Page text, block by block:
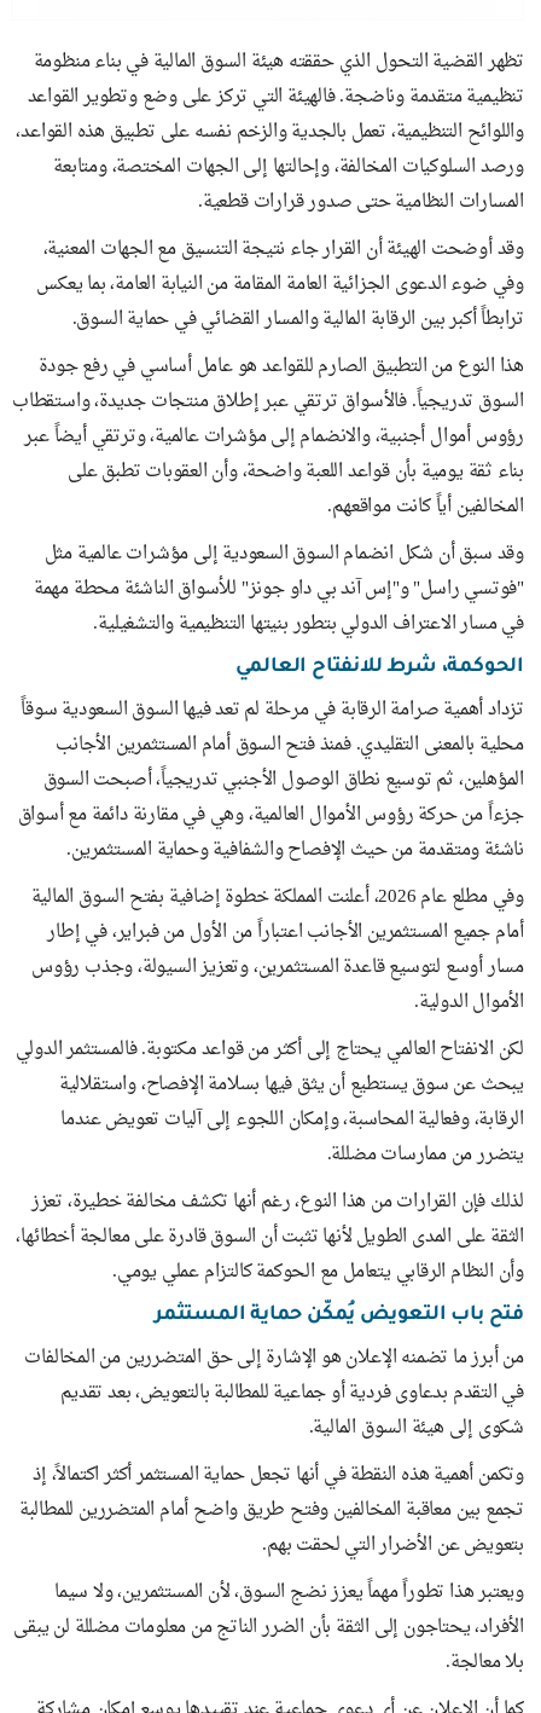
تظهر القضية التحول الذي حققته هيئة السوق المالية في بناء منظومة
تنظيمية متقدمة وناضجة. فالهيئة التي تركز على وضع وتطوير القواعد
واللوائح التنظيمية، تعمل بالجدية والزخم نفسه على تطبيق هذه القواعد،
ورصد السلوكيات المخالفة، وإحالتها إلى الجهات المختصة، ومتابعة
المسارات النظامية حتى صدور قرارات قطعية.
وقد أوضحت الهيئة أن القرار جاء نتيجة التنسيق مع الجهات المعنية،
وفي ضوء الدعوى الجزائية العامة المقامة من النيابة العامة، بما يعكس
ترابطاً أكبر بين الرقابة المالية والمسار القضائي في حماية السوق.
هذا النوع من التطبيق الصارم للقواعد هو عامل أساسي في رفع جودة
السوق تدريجياً. فالأسواق ترتقي عبر إطلاق منتجات جديدة، واستقطاب
رؤوس أموال أجنبية، والانضمام إلى مؤشرات عالمية، وترتقي أيضاً عبر
بناء ثقة يومية بأن قواعد اللعبة واضحة، وأن العقوبات تطبق على
المخالفين أياً كانت مواقعهم.
وقد سبق أن شكل انضمام السوق السعودية إلى مؤشرات عالمية مثل
"فوتسي راسل" و"إس آند بي داو جونز" للأسواق الناشئة محطة مهمة
في مسار الاعتراف الدولي بتطور بنيتها التنظيمية والتشغيلية.
الحوكمة، شرط للانفتاح العالمي
تزداد أهمية صرامة الرقابة في مرحلة لم تعد فيها السوق السعودية سوقاً
محلية بالمعنى التقليدي. فمنذ فتح السوق أمام المستثمرين الأجانب
المؤهلين، ثم توسيع نطاق الوصول الأجنبي تدريجياً، أصبحت السوق
جزءاً من حركة رؤوس الأموال العالمية، وهي في مقارنة دائمة مع أسواق
ناشئة ومتقدمة من حيث الإفصاح والشفافية وحماية المستثمرين.
وفي مطلع عام 2026، أعلنت المملكة خطوة إضافية بفتح السوق المالية
أمام جميع المستثمرين الأجانب اعتباراً من الأول من فبراير، في إطار
مسار أوسع لتوسيع قاعدة المستثمرين، وتعزيز السيولة، وجذب رؤوس
الأموال الدولية.
لكن الانفتاح العالمي يحتاج إلى أكثر من قواعد مكتوبة. فالمستثمر الدولي
يبحث عن سوق يستطيع أن يثق فيها بسلامة الإفصاح، واستقلالية
الرقابة، وفعالية المحاسبة، وإمكان اللجوء إلى آليات تعويض عندما
يتضرر من ممارسات مضللة.
لذلك فإن القرارات من هذا النوع، رغم أنها تكشف مخالفة خطيرة، تعزز
الثقة على المدى الطويل لأنها تثبت أن السوق قادرة على معالجة أخطائها،
وأن النظام الرقابي يتعامل مع الحوكمة كالتزام عملي يومي.
فتح باب التعويض يُمكّن حماية المستثمر
من أبرز ما تضمنه الإعلان هو الإشارة إلى حق المتضررين من المخالفات
في التقدم بدعاوى فردية أو جماعية للمطالبة بالتعويض، بعد تقديم
شكوى إلى هيئة السوق المالية.
وتكمن أهمية هذه النقطة في أنها تجعل حماية المستثمر أكثر اكتمالاً، إذ
تجمع بين معاقبة المخالفين وفتح طريق واضح أمام المتضررين للمطالبة
بتعويض عن الأضرار التي لحقت بهم.
ويعتبر هذا تطوراً مهماً يعزز نضج السوق، لأن المستثمرين، ولا سيما
الأفراد، يحتاجون إلى الثقة بأن الضرر الناتج من معلومات مضللة لن يبقى
بلا معالجة.